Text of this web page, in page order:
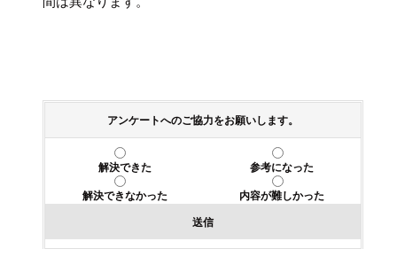
アンケートへのご協力をお願いします。
解決できた
参考になった
解決できなかった
内容が難しかった
送信